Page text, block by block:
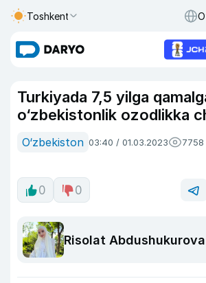
Toshkent
Turkiyada 7,5 yilga
o‘zbekistonlik ozodlikka
O‘zbekiston 03:40 / 01.03.2023 7758
0 0
Risolat Abdushukurova